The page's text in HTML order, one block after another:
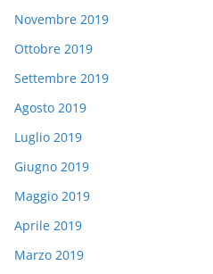
Novembre 2019
Ottobre 2019
Settembre 2019
Agosto 2019
Luglio 2019
Giugno 2019
Maggio 2019
Aprile 2019
Marzo 2019